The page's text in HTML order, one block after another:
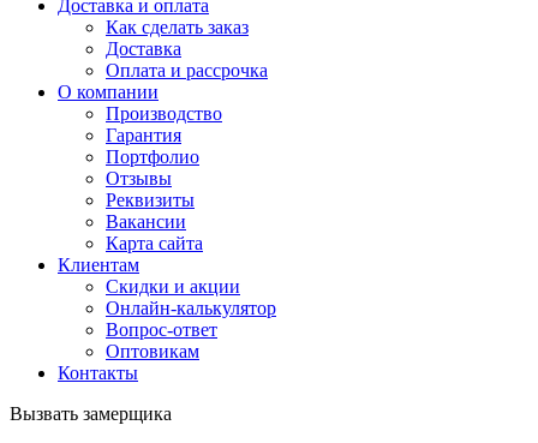
Доставка и оплата
Как сделать заказ
Доставка
Оплата и рассрочка
О компании
Производство
Гарантия
Портфолио
Отзывы
Реквизиты
Вакансии
Карта сайта
Клиентам
Скидки и акции
Онлайн-калькулятор
Вопрос-ответ
Оптовикам
Контакты
Вызвать замерщика